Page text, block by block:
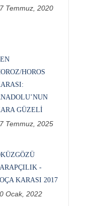
Temmuz, 2020
HOROS
GÜZELI
Temmuz, 2025
-
KARASI 2017
Ocak, 2022